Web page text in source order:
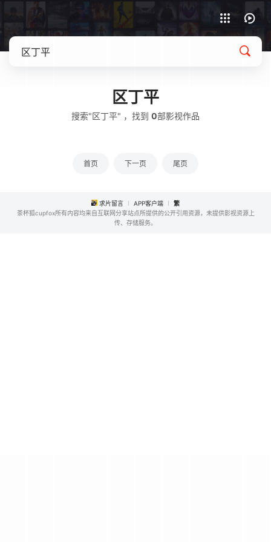
区丁平
搜索"区丁平" ，找到 0部影视作品
首页 下一页 尾页
求片留言 APP客户端
繁
茶杯狐cupfox所有内容均来自互联网分享站点所提供的公开引用资源，未提供影视资源上
传、存储服务。